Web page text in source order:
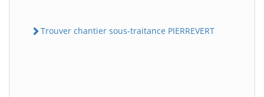
Trouver chantier sous-traitance PIERREVERT